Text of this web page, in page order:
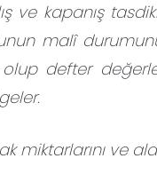
ve kapanış
malî
defter
miktarlarını ve